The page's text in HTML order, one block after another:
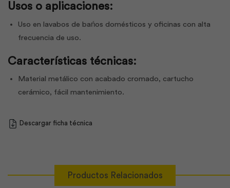
Usos o aplicaciones:
Uso en lavabos de bańos domésticos y oficinas con alta
frecuencia de uso.
Características técnicas:
Material metálico con acabado cromado, cartucho
cerámico, fácil mantenimiento.
Descargar ficha técnica
Productos Relacionados